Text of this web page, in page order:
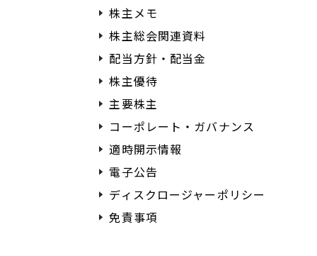
株主メモ
株主総会関連資料
配当方針・配当金
株主優待
主要株主
コーポレート・ガバナンス
適時開示情報
電子公告
ディスクロージャーポリシー
免責事項